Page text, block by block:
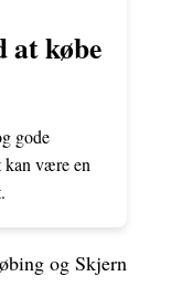
at købe
gode
kan være en
og Skjern